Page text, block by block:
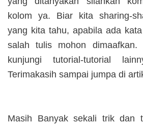
kolom ya. Biar kita sharing-
yang kita tahu, apabila ada
salah tulis mohon
kunjungi tutorial-tutorial
Terimakasih sampai jumpa di
Masih Banyak sekali trik dan